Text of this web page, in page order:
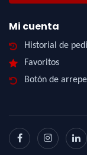
Mi cuenta
Historial de
Favoritos
Botón de